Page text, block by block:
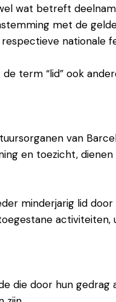
wat betreft
met de
nationale
term “lid” ook
van
en toezicht,
minderjarig lid
die door hun